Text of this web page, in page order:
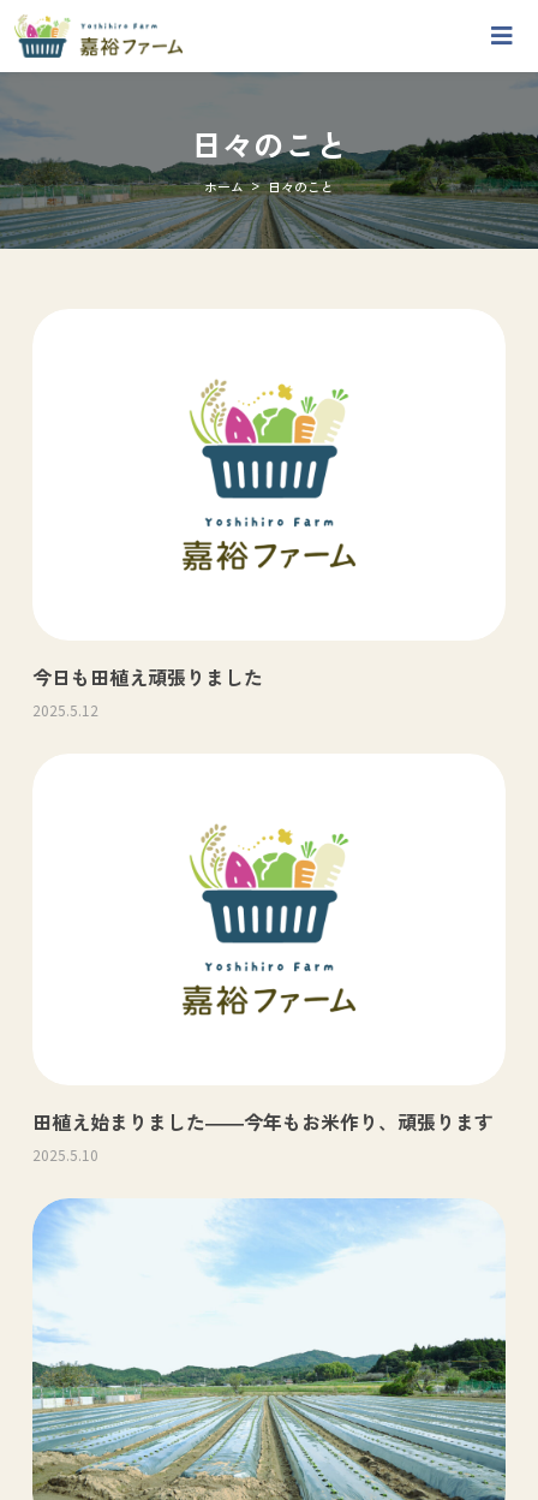
日々のこと
ホーム > 日々のこと
今日も田植え頑張りました
2025.5.12
田植え始まりました――今年もお米作り、頑張ります
2025.5.10